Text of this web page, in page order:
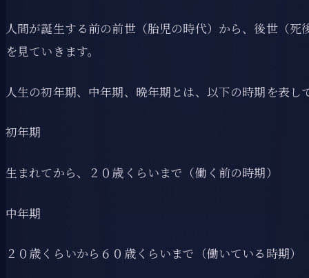
人間が誕生する前の前世（胎児の時代）から、後世（
を見ていきます。
人生の初年期、中年期、晩年期とは、以下の時期を表し
初年期
生まれてから、２０歳くらいまで（働く前の時期）
中年期
２０歳くらいから６０歳くらいまで（働いている時期）